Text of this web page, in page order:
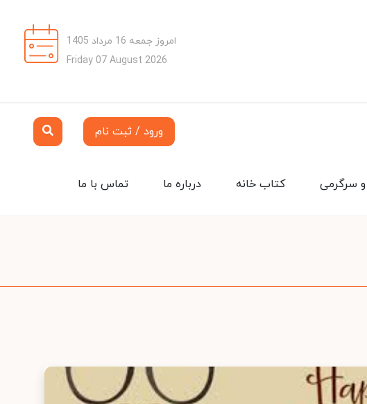
امروز جمعه 16 مرداد 1405
Friday 07 August 2026
ورود / ثبت نام
تماس با ما درباره ما کتاب خانه سرگرمی